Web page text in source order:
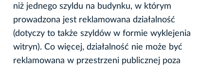
niż jednego szyldu na budynku, w którym
prowadzona jest reklamowana działalność
(dotyczy to także szyldów w formie wyklejenia
witryn). Co więcej, działalność nie może być
reklamowana w przestrzeni publicznej poza